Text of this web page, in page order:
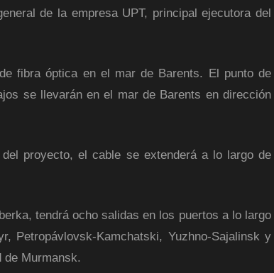
de la empresa UPT, principal ejecutora del
fibra óptica en el mar de Barents. El punto de
se llevarán en el mar de Barents en dirección
proyecto, el cable se extenderá a lo largo de
tendrá ocho salidas en los puertos a lo largo
Petropávlovsk-Kamchatski, Yuzhno-Sajalinsk y
Murmansk.